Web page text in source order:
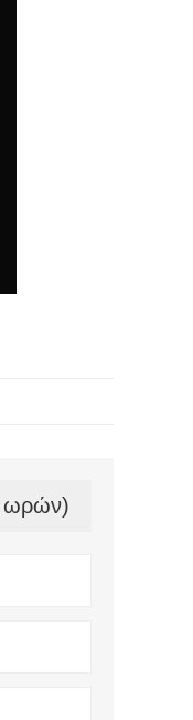
ωρών)